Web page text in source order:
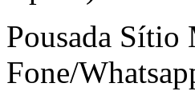
Pousada Sítio
Fone/